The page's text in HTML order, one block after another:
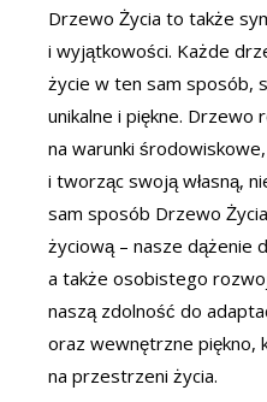
Drzewo Życia to także
i wyjątkowości. Każde
życie w ten sam sposób,
unikalne i piękne. Drzewo
na warunki
i tworząc swoją własną,
sam sposób Drzewo
życiową – nasze dążenie
a także osobistego
naszą zdolność do
oraz wewnętrzne piękno,
na przestrzeni życia.